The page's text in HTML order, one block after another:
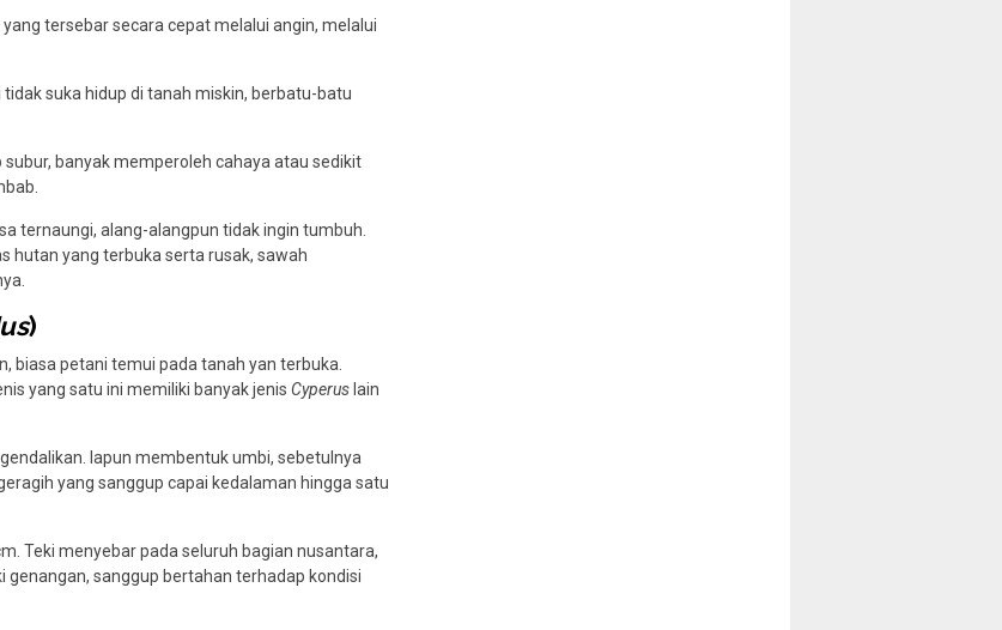
tersebar secara cepat melalui angin, melalui
suka hidup di tanah miskin, berbatu-batu
banyak memperoleh cahaya atau sedikit
ternaungi, alang-alangpun tidak ingin tumbuh.
hutan yang terbuka serta rusak, sawah
)
biasa petani temui pada tanah yan terbuka.
yang satu ini memiliki banyak jenis Cyperus lain
Iapun membentuk umbi, sebetulnya
yang sanggup capai kedalaman hingga satu
Teki menyebar pada seluruh bagian nusantara,
sanggup bertahan terhadap kondisi